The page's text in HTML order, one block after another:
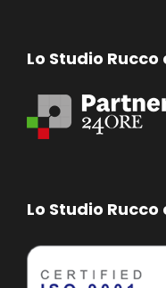
Lo Studio Rucco
Lo Studio